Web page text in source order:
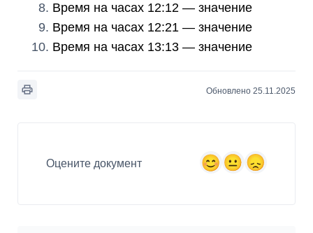
Время на часах 12:12 — значение
Время на часах 12:21 — значение
Время на часах 13:13 — значение
Обновлено 25.11.2025
Оцените документ